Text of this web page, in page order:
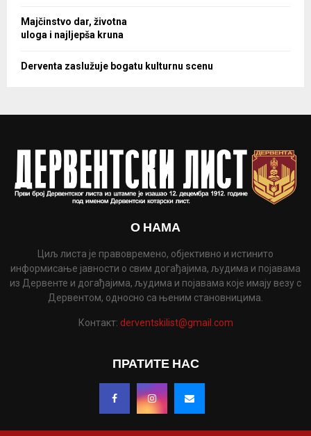
Majčinstvo dar, životna
uloga i najljepša kruna
Derventa zaslužuje bogatu kulturnu scenu
О НАМА
Циљ листа је правовремено, објективно и истинито
информисање јавности о свим догађајима, људима и појавама
из Дервенте и догађајима, људима и појавама које имају везу с
Дервентом, односно са њеним становницима.
Контакт: derventskilist@gmail.com
ПРАТИТЕ НАС